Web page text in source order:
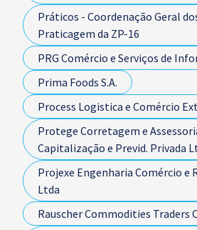
Práticos - Coordenação Geral
Praticagem da ZP-16
PRG Comércio e Serviços de
Prima Foods S.A.
Process Logistica e Comércio
Protege Corretagem e
Capitalização e Previd. Privada
Projexe Engenharia Comércio e
Ltda
Rauscher Commodities Traders